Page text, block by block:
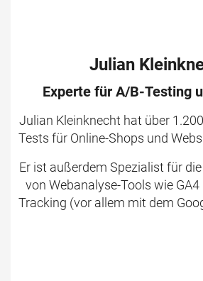
Julian
Experte für A/B-Testing
Julian Kleinknecht hat über
Tests für Online-Shops und
Er ist außerdem Spezialist für
von Webanalyse-Tools wie
Tracking (vor allem mit dem